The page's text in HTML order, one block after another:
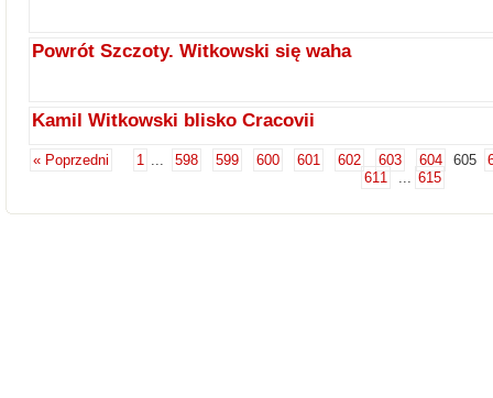
Powrót Szczoty. Witkowski się waha
Kamil Witkowski blisko Cracovii
« Poprzedni 1 598 599 600 601 602 603 604 605
611
615